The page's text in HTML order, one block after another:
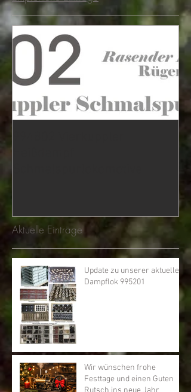
Aktuelle Einträge
Update zu unserer aktuellen
Dampflok 995201
Wir wünschen frohe
Festtage und einen Guten